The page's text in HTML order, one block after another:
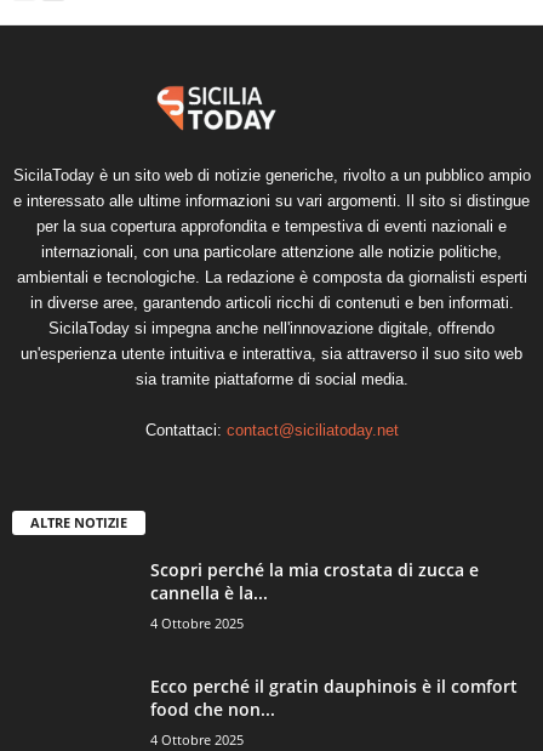
SicilaToday è un sito web di notizie generiche, rivolto a un pubblico ampio
e interessato alle ultime informazioni su vari argomenti. Il sito si distingue
per la sua copertura approfondita e tempestiva di eventi nazionali e
internazionali, con una particolare attenzione alle notizie politiche,
ambientali e tecnologiche. La redazione è composta da giornalisti esperti
in diverse aree, garantendo articoli ricchi di contenuti e ben informati.
SicilaToday si impegna anche nell'innovazione digitale, offrendo
un'esperienza utente intuitiva e interattiva, sia attraverso il suo sito web
sia tramite piattaforme di social media.
Contattaci: contact@siciliatoday.net
ALTRE NOTIZIE
Scopri perché la mia crostata di zucca e
cannella è la...
4 Ottobre 2025
Ecco perché il gratin dauphinois è il comfort
food che non...
4 Ottobre 2025